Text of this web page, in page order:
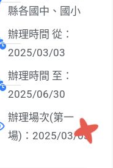
縣各國中、國小
辦理時間 從：
2025/03/03
辦理時間 至：
2025/06/30
辦理場次(第一
場)：2025/03/03